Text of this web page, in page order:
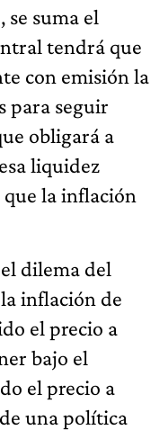
suma el
tendrá que
con emisión la
para seguir
obligará a
liquidez
que la inflación
dilema del
inflación de
el precio a
bajo el
el precio a
una política